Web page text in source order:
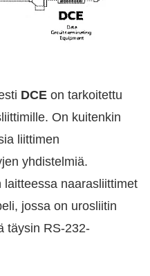
DCE on tarkoitettu
On kuitenkin
liittimen
yhdistelmiä.
naarasliittimet
jossa on urosliitin
täysin RS-232-